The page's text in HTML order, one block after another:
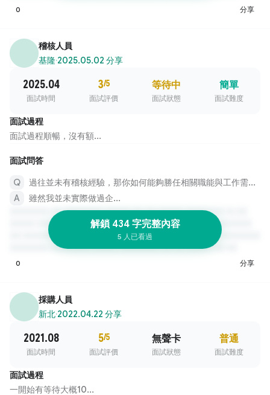
0 分享
稽核人員
基隆·2025.05.02 分享
2025.04
面試時間
3/5
面試評價
等待中
面試狀態
簡單
面試難度
面試過程
面試過程順暢，沒有額...
面試問答
過往並未有稽核經驗，那你如何能夠勝任相關職能與工作需求?
雖然我並未實際做過企...
解鎖 434 字完整內容
5 人已看過
0 分享
採購人員
新北·2022.04.22 分享
2021.08
面試時間
5/5
面試評價
無聲卡
面試狀態
普通
面試難度
面試過程
一開始有等待大概10...